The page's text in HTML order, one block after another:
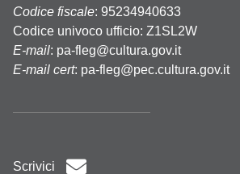
Codice fiscale: 95234940633
Codice univoco ufficio: Z1SL2W
E-mail: pa-fleg@cultura.gov.it
E-mail cert: pa-fleg@pec.cultura.gov.it
Scrivici